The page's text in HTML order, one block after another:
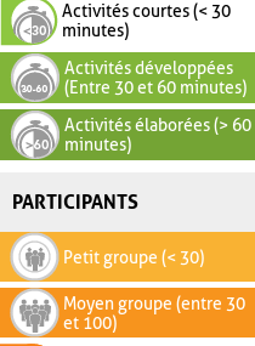
Activités courtes (< 30
minutes)
Activités développées
(Entre 30 et 60 minutes)
Activités élaborées (> 60
minutes)
PARTICIPANTS
Petit groupe (< 30)
Moyen groupe (entre 30
et 100)